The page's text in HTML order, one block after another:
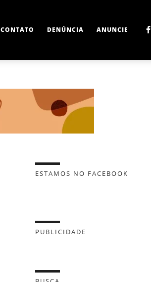
CONTATO DENÚNCIA ANUNCIE
ESTAMOS NO FACEBOOK
PUBLICIDADE